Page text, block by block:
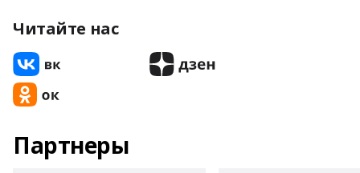
Читайте нас
Партнеры